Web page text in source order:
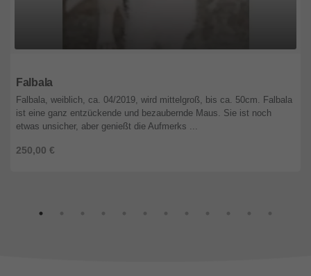
Falbala
250,00 €
Falbala, weiblich, ca. 04/2019, wird mittelgroß, bis ca. 50cm. Falbala
ist eine ganz entzückende und bezaubernde Maus. Sie ist noch
etwas unsicher, aber genießt die Aufmerks ...